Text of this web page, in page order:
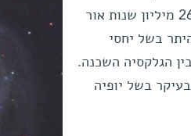
השוכנת בקבוצת "כלבי ציד". היא מרוחקת כ-26 מיליון שנות אור
בשל יחסי
הגלקסיה השכנה.
בשל יופיה